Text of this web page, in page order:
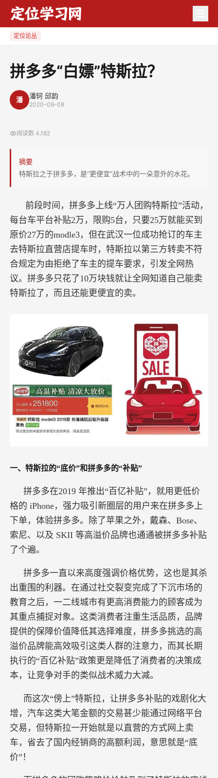
拉？
定位论丛
拼多多“白嫖”特斯拉？
潘 潘轲 邱韵
2020-09-08
阅读数 4,182
摘要
特斯拉之于拼多多，是“更便宜”战术中的一朵意外的水花。
前段时间，拼多多上线“万人团购特斯拉”活动，
每台车平台补贴2万，限购5台，只要25万就能买到
原价27万的modle3，但在武汉一位成功抢订的车主
去特斯拉直营店提车时，特斯拉以第三方转卖不符
合规定为由拒绝了车主的提车要求，引发全网热
议。拼多多只花了10万块钱就让全网知道自己能卖
特斯拉了，而且还能更便宜的卖。
一、特斯拉的“底价”和拼多多的“补贴”
拼多多在2019 年推出“百亿补贴”，就用更低价
格的 iPhone，强力吸引新圈层的用户来在拼多多上
下单，体验拼多多。除了苹果之外，戴森、Bose、
索尼、以及 SKII 等高溢价品牌也通通被拼多多补贴
了个遍。
拼多多一直以来高度强调价格优势，这也是其杀
出重围的利器。在通过社交裂变完成了下沉市场的
教育之后，一二线城市有更高消费能力的顾客成为
其重点捕捉对象。这类消费者注重生活品质，品牌
提供的保障价值降低其选择难度，拼多多挑选的高
溢价品牌能高效吸引这类人群的注意力，而其长期
执行的“百亿补贴”政策更是降低了消费者的决策成
本，让竞争对手的类似战术威力大减。
而这次“傍上”特斯拉，让拼多多补贴的戏剧化大
增，汽车这类大笔金额的交易甚少能通过网络平台
交易，但特斯拉一开始就是以直营的方式网上卖
车，省去了国内经销商的高额利润，意思就是“底
价”！